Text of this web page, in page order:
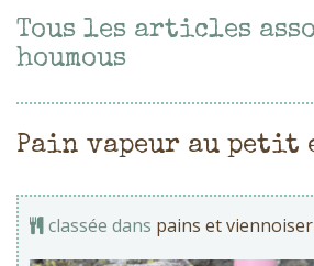
Tous les articles
houmous
Pain vapeur au petit
classée dans pains et